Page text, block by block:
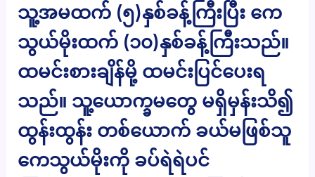
သူ့အမထက် (၅)နှစ်ခန့်ကြီးပြီး ကေ
သွယ်မိုးထက် (၁၀)နှစ်ခန့်ကြီးသည်။
ထမင်းစားချိန်မို့ ထမင်းပြင်ပေးရ
သည်။ သူ့ယောက္ခမတွေ မရှိမှန်းသိ၍
ထွန်းထွန်း တစ်ယောက် ခယ်မဖြစ်သူ
ကေသွယ်မိုးကို ခပ်ရဲရဲပင်